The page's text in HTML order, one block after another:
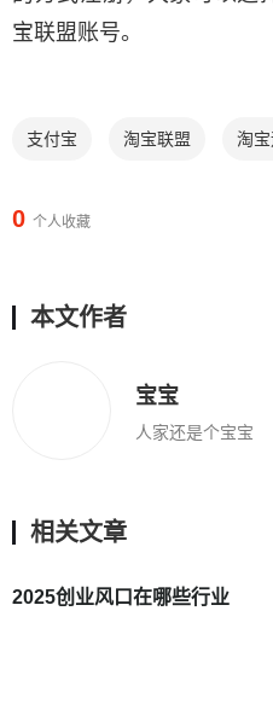
宝联盟账号。
支付宝 淘宝联盟 淘
0 个人收藏
本文作者
宝宝
人家还是个宝宝
相关文章
2025创业风口在哪些行业